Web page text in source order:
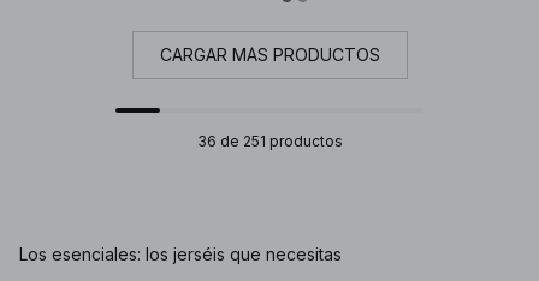
CARGAR MÁS PRODUCTOS
36 de 251 productos
Los esenciales: los jerséis que necesitas